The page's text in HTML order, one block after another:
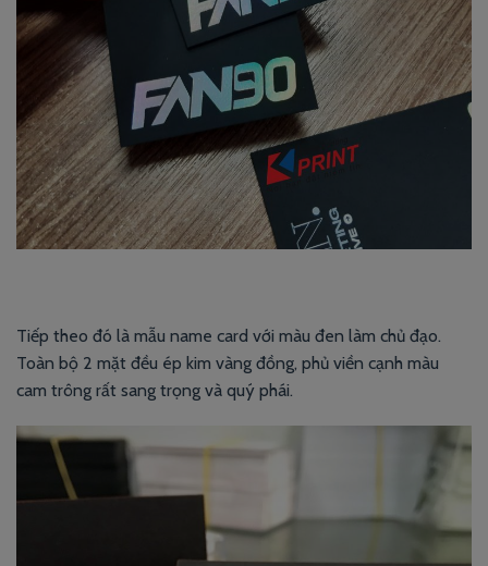
Tiếp theo đó là mẫu name card với màu đen làm chủ đạo.
Toàn bộ 2 mặt đều ép kim vàng đồng, phủ viền cạnh màu
cam trông rất sang trọng và quý phái.